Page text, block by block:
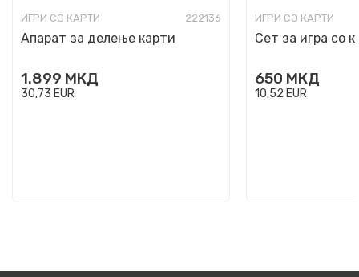
ИГРИ СО КАРТИ 222136
Апарат за делење карти
1.899 МКД
30,73 EUR
ИГРИ СО КАРТИ
Сет за игра со
650 МКД
10,52 EUR